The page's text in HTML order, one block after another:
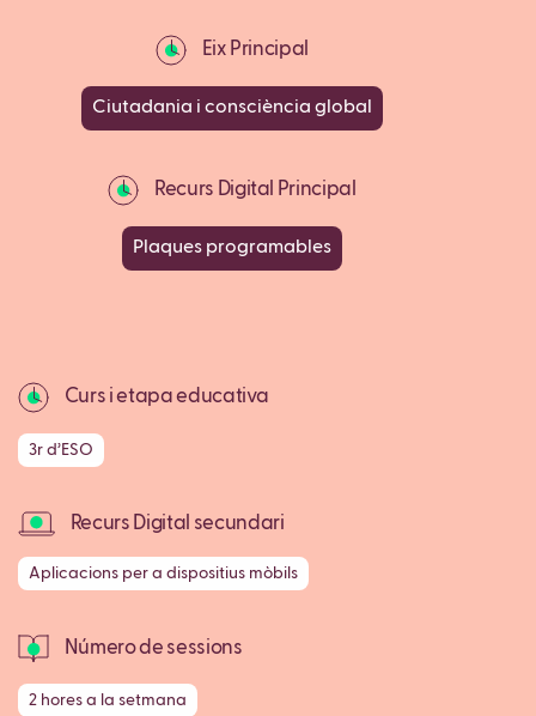
Eix Principal
Ciutadania i consciència global
Recurs Digital Principal
Plaques programables
Curs i etapa educativa
3r d’ESO
Recurs Digital secundari
Aplicacions per a dispositius mòbils
Número de sessions
2 hores a la setmana